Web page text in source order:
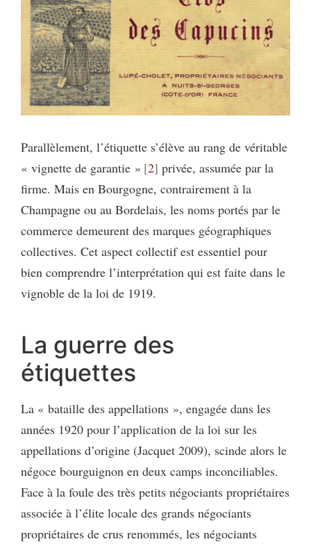
Parallèlement, l’étiquette s’élève au rang de véritable
« vignette de garantie » 2 privée, assumée par la
firme. Mais en Bourgogne, contrairement à la
Champagne ou au Bordelais, les noms portés par le
commerce demeurent des marques géographiques
collectives. Cet aspect collectif est essentiel pour
bien comprendre l’interprétation qui est faite dans le
vignoble de la loi de 1919.
La guerre des
étiquettes
La « bataille des appellations », engagée dans les
années 1920 pour l’application de la loi sur les
appellations d’origine (Jacquet 2009), scinde alors le
négoce bourguignon en deux camps inconciliables.
Face à la foule des très petits négociants propriétaires
associée à l’élite locale des grands négociants
propriétaires de crus renommés, les négociants